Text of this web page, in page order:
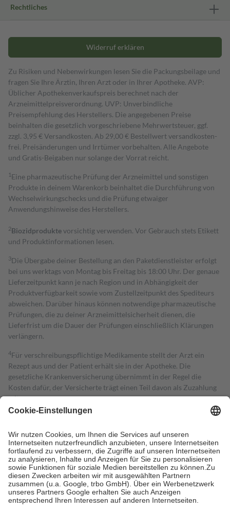
Rechtliches
Widerruf erklären
Zu Risiken und Nebenwirkungen lesen Sie die Packungsbeilage und
fragen Sie Ihre Ärztin, Ihren Arzt oder in Ihrer Apotheke. AVP:
Üblicher Apothekenverkaufspreis berechnet nach der
Arzneimittelpreisverordnung. UVP: Unverbindliche
Preisempfehlung des Herstellers. Die angegebenen Preise
beinhalten die gesetzlich vorgeschriebene Mehrwertsteuer, ggf.
zzgl. 3,95 € Versandkosten. Ab 29,00 € Bestell­wert versand­kosten­
frei. Preisänderungen und Irrtümer vorbehalten. Alle Angebote
und Gratis-Beigaben nur solange der Vorrat reicht.
1 Eine pharmazeutische Prüfung der Arzneimittel und sonstigen
Produkte in deinem Warenkorb beinhaltet die Durchführung von
Wechselwirkungschecks und die Prüfung etwaiger
Anwendungshinweise des Herstellers.
2Biozidproduktevorsichtig verwenden. Vor Gebrauch stets Etikett
und Produktinformationen lesen.
3Die Übergabe deiner Bestellung an den Paketdienstleister erfolgt
bei uns werktags von Montag bis Freitag bis 18:00 Uhr. Der genaue
Lieferzeitpunkt kann je nach Region und in Abhängigkeit der
Produktverfügbarkeit sowie vom Zustellzeitpunkt des Spediteurs
abweichen. Darüber hinaus können notwendige pharmazeutische
Prüfungen, die zu deiner Arzneimittelsicherheit dienen, die
Lieferfrist um die Dauer der Prüfungen einschließlich Klärungen
verlängern.
4Für verschreibungspflichtige Medikamente stellt der Arzt ein
Rezept aus und der Patient erhält sie in der Apotheke. Die
gesetzliche Krankenversicherung übernimmt in der Regel die
Kosten dafür, der Versicherte trägt einen Teil davon als Zuzahlung
mit.
Grundsätzlich leisten Mitglieder Zuzahlungen in Höhe von zehn
höchstens zehn Euro.
Es sind jedoch nie mehr als die tatsächlichen
Kosten der Leistung zu entrichten.
Diese Regeln gelten grundsätzlich auch für Online-Apotheken.
Bei Heilmitteln und häuslicher Krankenpflege beträgt die
Zuzahlung zehn Prozent der Kosten sowie zehn Euro je
Verordnung.
Um das Engagement der Versicherten für ihre eigene Gesundheit zu
stärken und die besondere Stellung der Familie zu unterstützen,